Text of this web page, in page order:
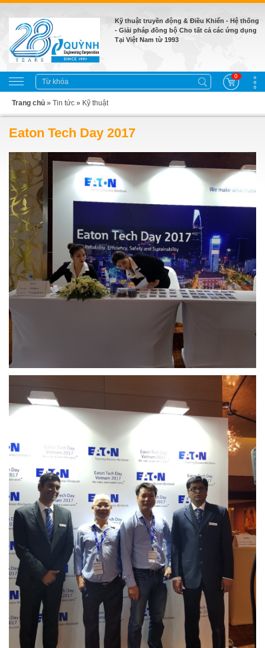
Kỹ thuật truyền động & Điều Khiển - Hệ thống
- Giải pháp đồng bộ Cho tất cả các ứng dụng
Tại Việt Nam từ 1993
0
Trang chủ » Tin tức » Kỹ thuật
Eaton Tech Day 2017